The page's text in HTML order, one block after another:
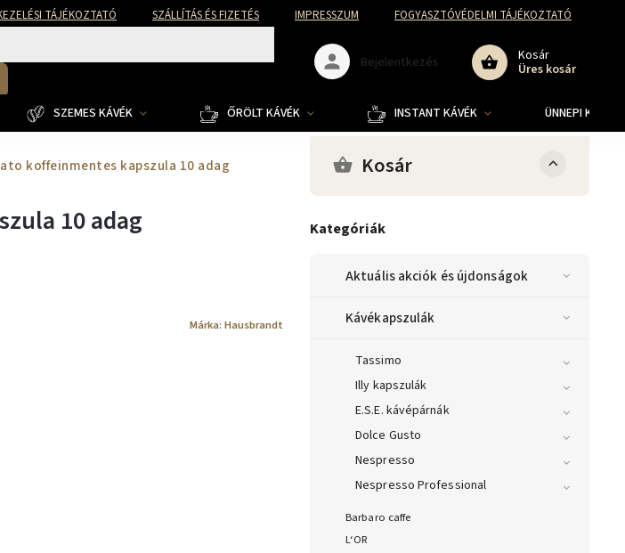
TÁJÉKOZTATÓ SZÁLLÍTÁS ÉS FIZETÉS IMPRESSZUM FOGYASZTÓVÉDELMI TÁJÉKOZTATÓ
Kosár
Üres kosár
Bejelentkezés
SZEMES KÁVÉK ŐRÖLT KÁVÉK INSTANT KÁVÉK ÜNNEPI
koffeinmentes kapszula 10 adag Kosár
Kategóriák
Aktuális akciók és újdonságok
Kávékapszulák
Tassimo
Illy kapszulák
E.S.E. kávépárnák
Dolce Gusto
Nespresso
Nespresso Professional
Barbaro caffe
L‘OR
10 adag
Márka: Hausbrandt